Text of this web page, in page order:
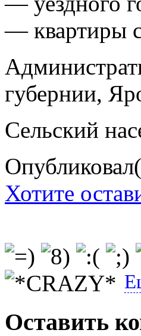
— квартиры
губернии,
Сельский
Хотите
Оставить